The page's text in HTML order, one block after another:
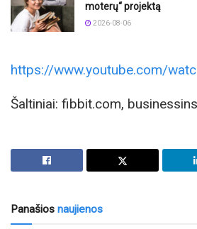
moterų“ projektą
2026-08-06
https://www.youtube.com/
Šaltiniai: fibbit.com,
Panašios naujienos